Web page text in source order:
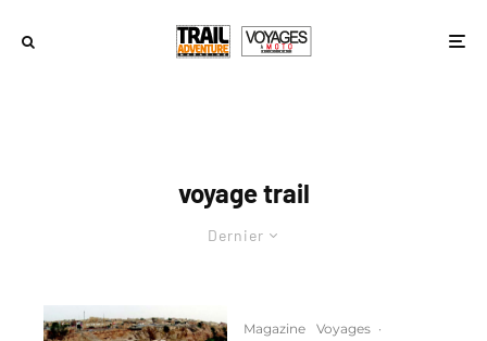
voyage trail
Dernier
Magazine Voyages ·